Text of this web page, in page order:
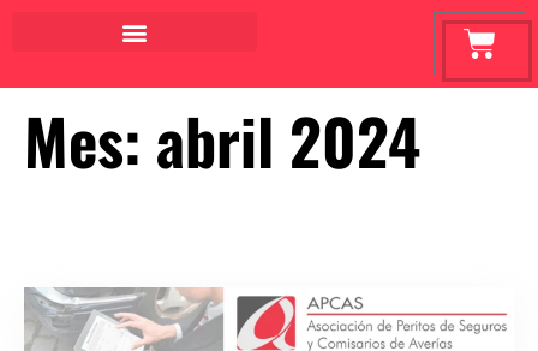
Mes: abril 2024